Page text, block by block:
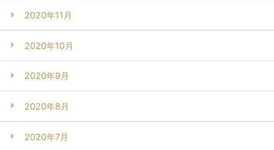
2020年11月
2020年10月
2020年9月
2020年8月
2020年7月